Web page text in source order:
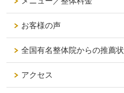
お客様の声
全国有名整体院からの推薦状
アクセス